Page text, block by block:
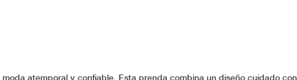
atemporal y confiable. Esta prenda combina un diseño cuidado con